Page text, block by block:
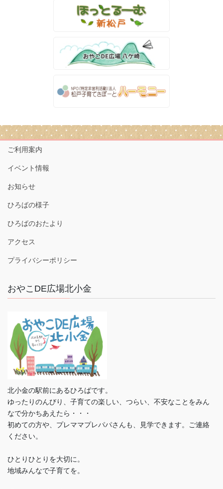
ご利用案内
イベント情報
お知らせ
ひろばの様子
ひろばのおたより
アクセス
プライバシーポリシー
おやこDE広場北小金
北小金の駅前にあるひろばです。
ゆったりのんびり、子育ての楽しい、つらい、不安なことをみん
なで分かちあえたら・・・
初めての方や、プレママプレパパさんも、見学できます。ご連絡
ください。
ひとりひとりを大切に。
地域みんなで子育てを。